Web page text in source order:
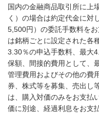
国内の金融商品取引所に上
く）の場合は約定代金に対
5,500円）の委託手数料を
は銘柄ごとに設定された各
3.30％の申込手数料、最大
保額、間接的費用として、
管理費用およびその他の費
券、株式等を募集、売出し
は、購入対価のみをお支払
価に別途、経過利息をお支